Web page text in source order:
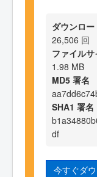
ダウンロー
26,506 回
ファイルサ
1.98 MB
MD5 署名
SHA1 署名
df
今すぐダ